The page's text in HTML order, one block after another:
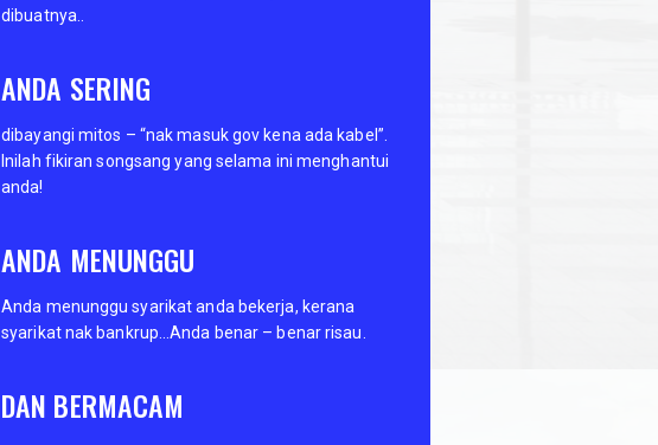
dibuatnya..
ANDA SERING
dibayangi mitos – “nak masuk gov kena ada kabel”.
Inilah fikiran songsang yang selama ini menghantui
anda!
ANDA MENUNGGU
Anda menunggu syarikat anda bekerja, kerana
syarikat nak bankrup…Anda benar – benar risau.
DAN BERMACAM